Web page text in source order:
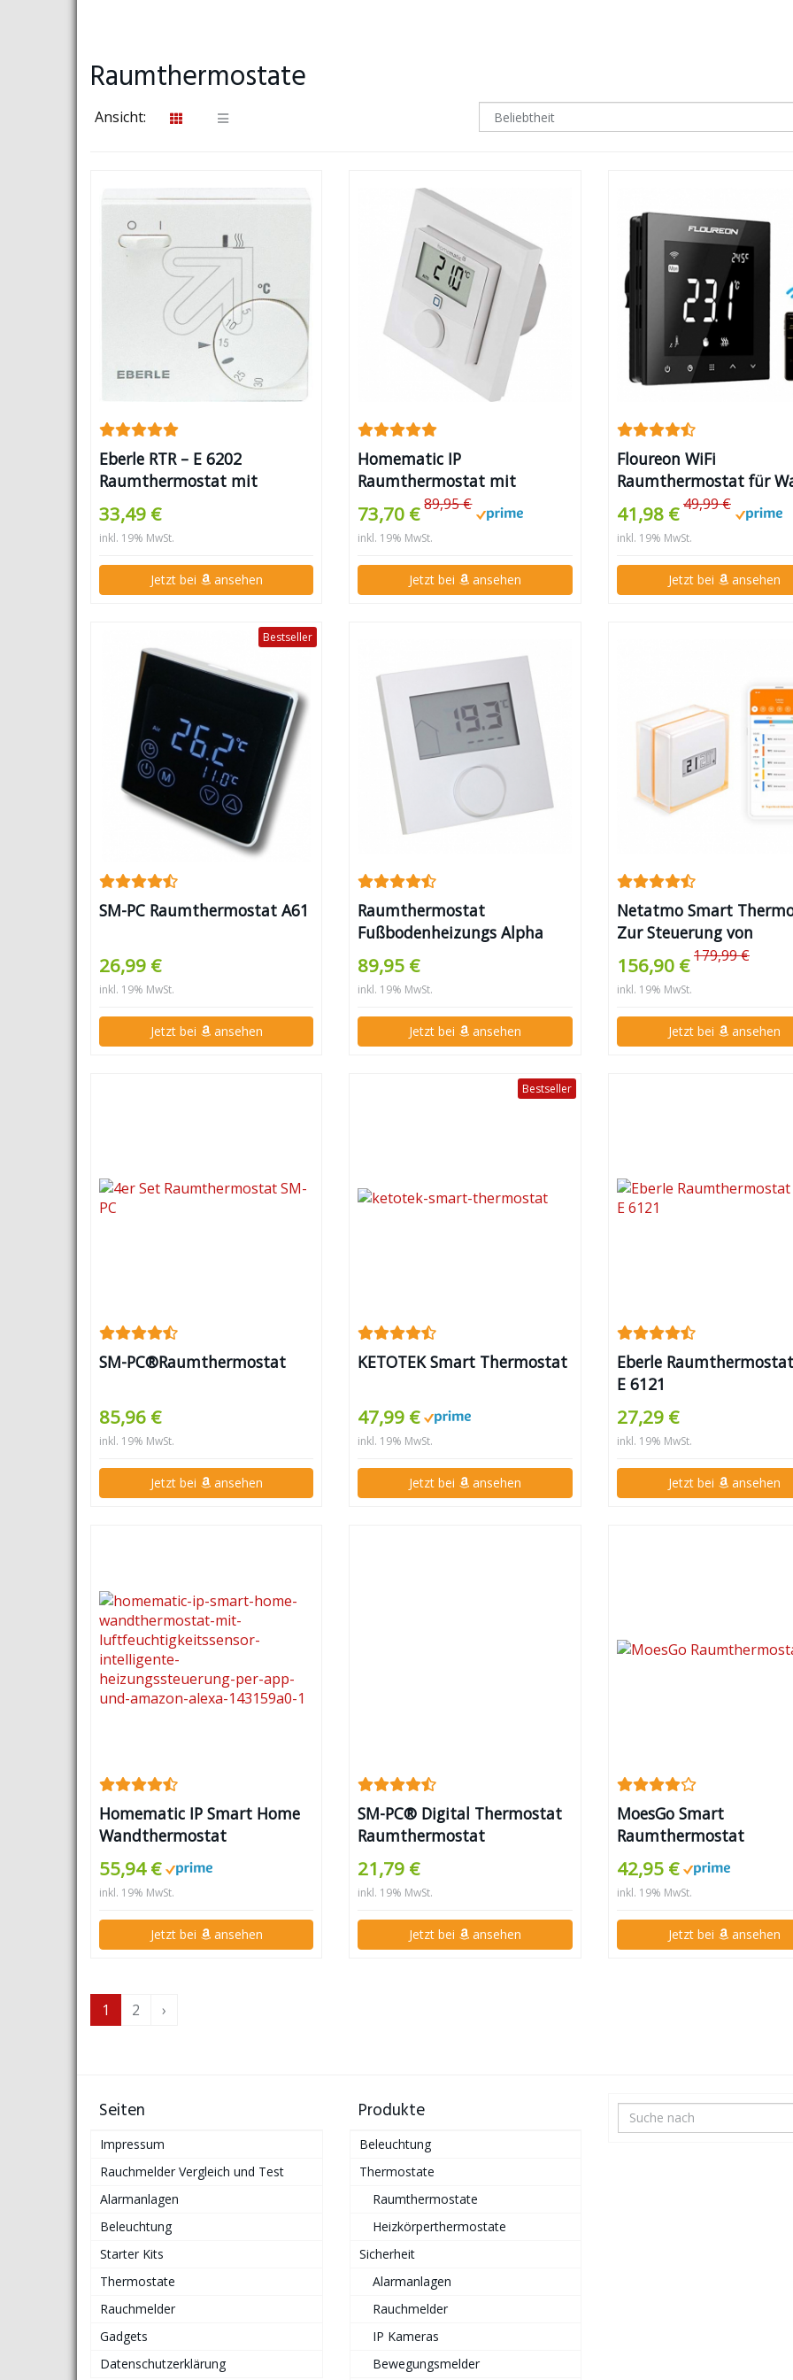
Raumthermostate
Ansicht:
Eberle RTR – E 6202
Raumthermostat mit
Netzschalter und LED
33,49 €
inkl. 19% MwSt.
Jetzt bei ansehen
Homematic IP
Raumthermostat mit
Schaltausgang 230 V
73,70 €89,95 €
inkl. 19% MwSt.
Jetzt bei ansehen
Floureon WiFi
Raumthermostat für
und
41,98 €49,99 €
inkl. 19% MwSt.
Jetzt bei ansehen
Bestseller
SM-PC Raumthermostat A61
26,99 €
inkl. 19% MwSt.
Jetzt bei ansehen
Raumthermostat
Fußbodenheizungs Alpha
direct Control
89,95 €
inkl. 19% MwSt.
Jetzt bei ansehen
Netatmo Smart
Zur Steuerung von
Heizungsanlagen,
DE-EC
156,90 €179,99 €
inkl. 19% MwSt.
Jetzt bei ansehen
SM-PC®Raumthermostat
85,96 €
inkl. 19% MwSt.
Jetzt bei ansehen
Bestseller
KETOTEK Smart Thermostat
47,99 €
inkl. 19% MwSt.
Jetzt bei ansehen
Eberle Raumthermostat
E 6121
27,29 €
inkl. 19% MwSt.
Jetzt bei ansehen
Homematic IP Smart Home
Wandthermostat
55,94 €
inkl. 19% MwSt.
Jetzt bei ansehen
SM-PC® Digital Thermostat
Raumthermostat
Fußbodenheizung
21,79 €
inkl. 19% MwSt.
Jetzt bei ansehen
MoesGo Smart
Raumthermostat
42,95 €
inkl. 19% MwSt.
Jetzt bei ansehen
1 2 ›
Seiten
Impressum
Rauchmelder Vergleich und Test
Alarmanlagen
Beleuchtung
Starter Kits
Thermostate
Rauchmelder
Gadgets
Datenschutzerklärung
Produkte
Beleuchtung
Thermostate
Raumthermostate
Heizkörperthermostate
Sicherheit
Alarmanlagen
Rauchmelder
IP Kameras
Bewegungsmelder